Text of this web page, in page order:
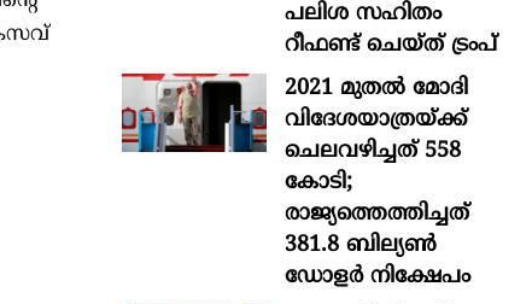
പലിശ സഹിതം
റീഫണ്ട് ചെയ്ത് ട്രംപ്
2021 മുതൽ മോദി
വിദേശയാത്രയ്ക്ക്
ചെലവഴിച്ചത് 558
കോടി;
രാജ്യത്തെത്തിച്ചത്
381.8 ബില്യൺ
ഡോളർ നിക്ഷേപം